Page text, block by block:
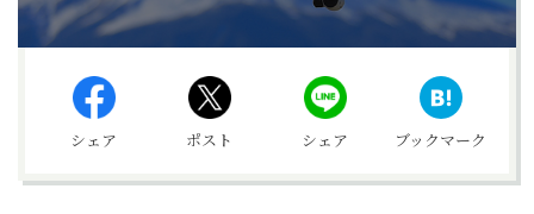
シェア ポスト シェア ブックマーク